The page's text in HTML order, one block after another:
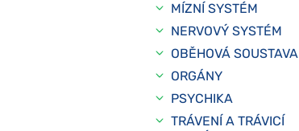
MÍZNÍ SYSTÉM
NERVOVÝ SYSTÉM
OBĚHOVÁ SOUSTAVA
ORGÁNY
PSYCHIKA
TRÁVENÍ A TRÁVICÍ